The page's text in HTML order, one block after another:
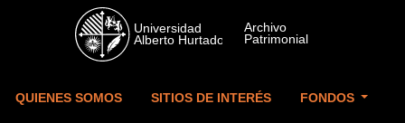
Skip to main content
QUIENES SOMOS SITIOS DE INTERÉS FONDOS